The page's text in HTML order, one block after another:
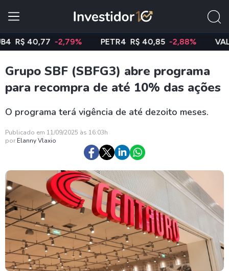
40,77 -2,79% PETR4 R$ 40,85 -2,88% VALE3
Grupo SBF (SBFG3) abre programa
para recompra de até 10% das ações
O programa terá vigência de até dezoito meses.
Publicado em 11/09/2025 às 16:03h
por Elanny Vlaxio